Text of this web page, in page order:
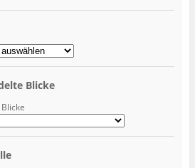
Blicke